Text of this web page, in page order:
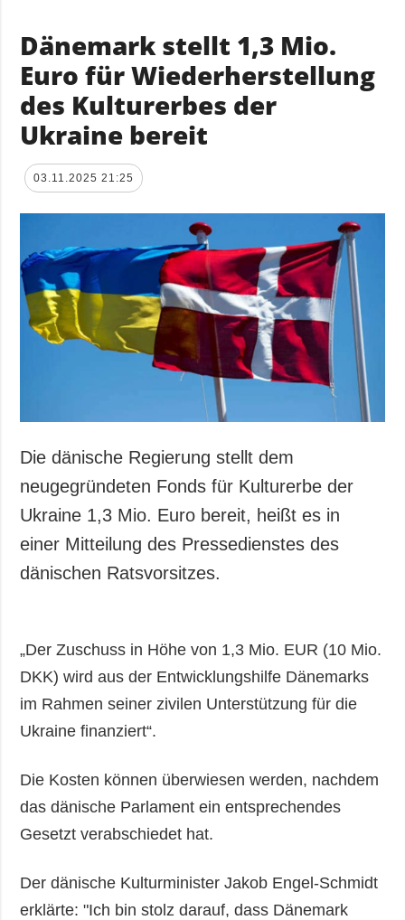
Dänemark stellt 1,3 Mio.
Euro für Wiederherstellung
des Kulturerbes der
Ukraine bereit
03.11.2025 21:25
Die dänische Regierung stellt dem
neugegründeten Fonds für Kulturerbe der
Ukraine 1,3 Mio. Euro bereit, heißt es in
einer Mitteilung des Pressedienstes des
dänischen Ratsvorsitzes.
„Der Zuschuss in Höhe von 1,3 Mio. EUR (10 Mio.
DKK) wird aus der Entwicklungshilfe Dänemarks
im Rahmen seiner zivilen Unterstützung für die
Ukraine finanziert“.
Die Kosten können überwiesen werden, nachdem
das dänische Parlament ein entsprechendes
Gesetzt verabschiedet hat.
Der dänische Kulturminister Jakob Engel-Schmidt
erklärte: "Ich bin stolz darauf, dass Dänemark